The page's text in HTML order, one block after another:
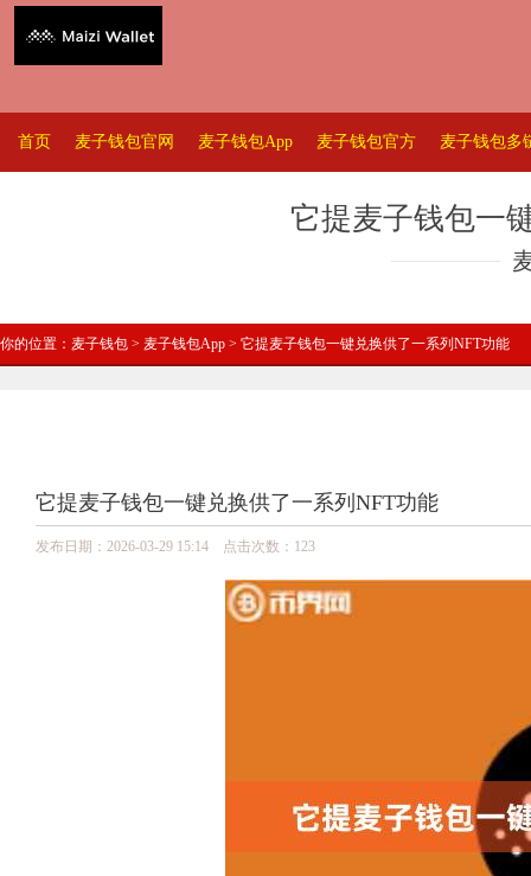
首页 麦子钱包官网 麦子钱包App 麦子钱包官方 麦子钱包多
它提麦子钱包一
你的位置： 麦子钱包 > 麦子钱包App > 它提麦子钱包一键兑换供了一系列NFT功能
它提麦子钱包一键兑换供了一系列NFT功能
发布日期：2026-03-29 15:14 点击次数：123